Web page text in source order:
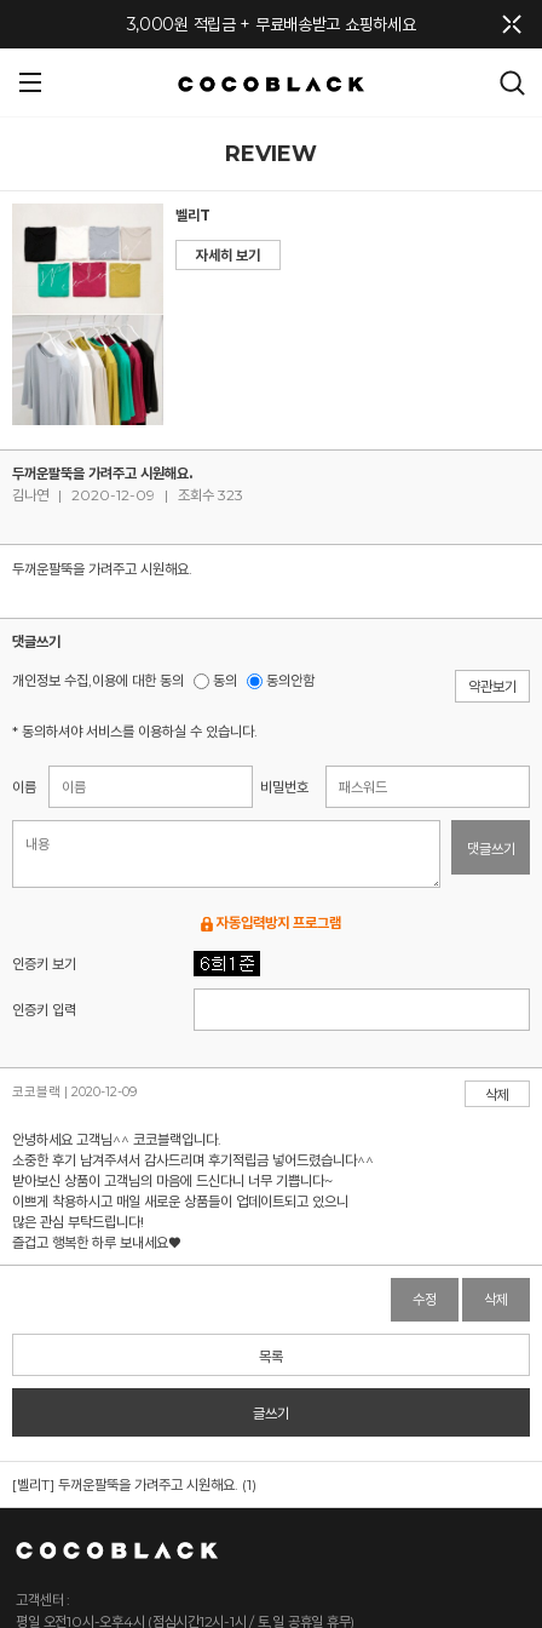
3,000원 적립금 + 무료배송받고 쇼핑하세요
REVIEW
벨리T
자세히 보기
두꺼운팔뚝을 가려주고 시원해요.
김나연 | 2020-12-09 | 조회수 323
두꺼운팔뚝을 가려주고 시원해요.
댓글쓰기
개인정보 수집,이용에 대한 동의 동의 동의안함 약관보기
* 동의하셔야 서비스를 이용하실 수 있습니다.
이름 비밀번호
댓글쓰기
자동입력방지 프로그램
인증키 보기
인증키 입력
코코블랙 | 2020-12-09 삭제
안녕하세요 고객님^^ 코코블랙입니다.
소중한 후기 남겨주셔서 감사드리며 후기적립금 넣어드렸습니다^^
받아보신 상품이 고객님의 마음에 드신다니 너무 기쁩니다~
이쁘게 착용하시고 매일 새로운 상품들이 업데이트되고 있으니
많은 관심 부탁드립니다!
즐겁고 행복한 하루 보내세요♥
수정 삭제
목록
글쓰기
[벨리T] 두꺼운팔뚝을 가려주고 시원해요. (1)
고객센터 :
평일 오전10시-오후4시 (점심시간12시-1시 / 토,일 공휴일 휴무)